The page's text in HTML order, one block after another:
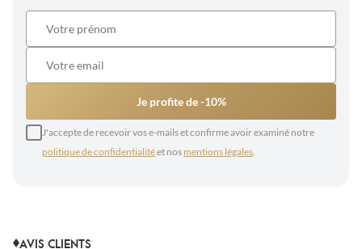
Je profite de -10%
J'accepte de recevoir vos e-mails et confirme avoir examiné notre
politique de confidentialitéet nos mentions légales.
AVIS CLIENTS